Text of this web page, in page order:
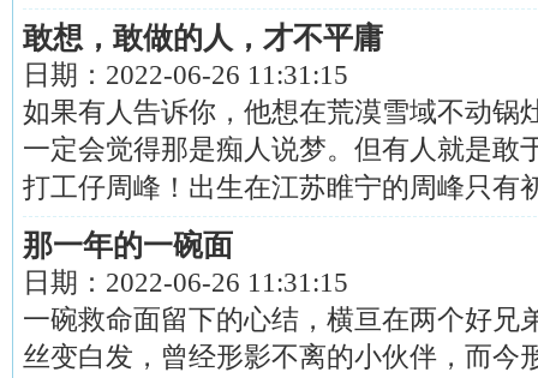
敢想，敢做的人，才不平庸
日期： 2022-06-26 11:31:15
如果有人告诉你，他想在荒漠雪域不动锅
一定会觉得那是痴人说梦。但有人就是敢
打工仔周峰！出生在江苏睢宁的周峰只有
那一年的一碗面
日期： 2022-06-26 11:31:15
一碗救命面留下的心结，横亘在两个好兄
丝变白发，曾经形影不离的小伙伴，而今